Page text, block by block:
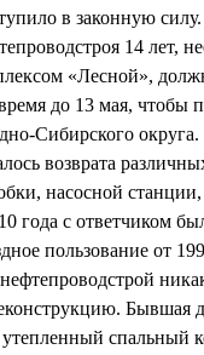
в законную
14 лет,
«Лесной»,
до 13 мая,
Сибирского округа.
возврата
насосной
года с ответчиком
пользование от
Бывшая
утепленный спальный